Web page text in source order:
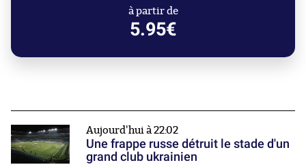
à partir de
5.95€
Aujourd'hui à 22:02
Une frappe russe détruit le stade d'un
grand club ukrainien